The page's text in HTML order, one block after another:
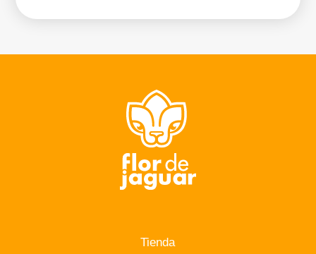
Tienda